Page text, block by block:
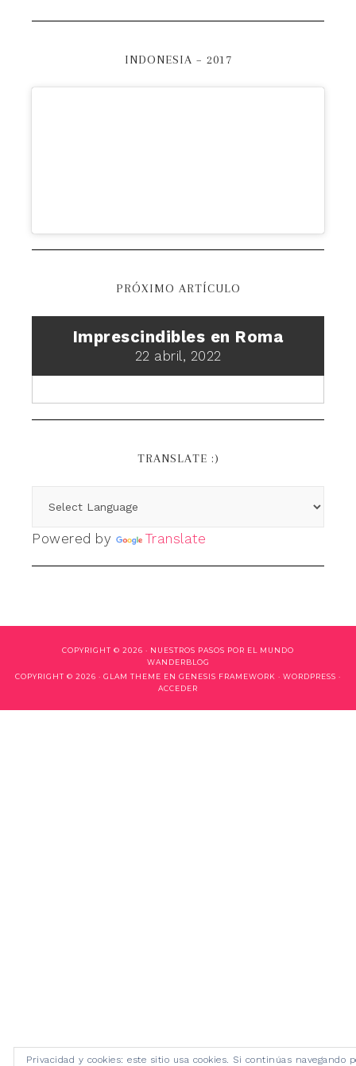
INDONESIA – 2017
PRÓXIMO ARTÍCULO
Imprescindibles en Roma
22 abril, 2022
TRANSLATE :)
Powered by Translate
COPYRIGHT © 2026 · NUESTROS PASOS POR EL MUNDO
WANDERBLOG
COPYRIGHT © 2026 · GLAM THEME EN GENESIS FRAMEWORK · WORDPRESS ·
ACCEDER
Privacidad y cookies: este sitio usa cookies. Si continúas navegando